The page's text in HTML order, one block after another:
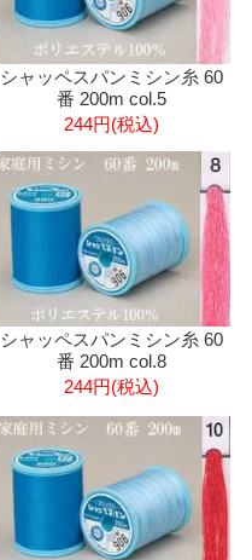
シャッペスパンミシン糸 60
番 200m col.5
244円(税込)
シャッペスパンミシン糸 60
番 200m col.8
244円(税込)